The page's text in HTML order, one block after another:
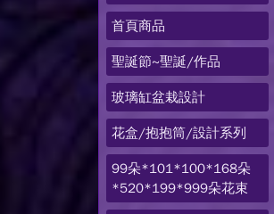
首頁商品
聖誕節~聖誕/作品
玻璃缸盆栽設計
花盒/抱抱筒/設計系列
99朵*101*100*168朵
*520*199*999朵花束